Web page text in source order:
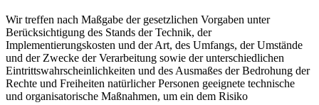
Wir treffen nach Maßgabe der gesetzlichen Vorgaben unter
Berücksichtigung des Stands der Technik, der
Implementierungskosten und der Art, des Umfangs, der Umstände
und der Zwecke der Verarbeitung sowie der unterschiedlichen
Eintrittswahrscheinlichkeiten und des Ausmaßes der Bedrohung der
Rechte und Freiheiten natürlicher Personen geeignete technische
und organisatorische Maßnahmen, um ein dem Risiko